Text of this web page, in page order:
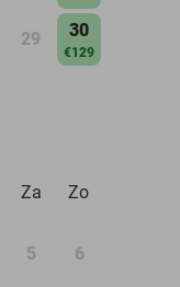
29 30
€129
Za Zo
5 6